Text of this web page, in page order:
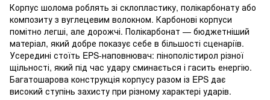
Корпус шолома роблять зі склопластику, полікарбонату або
композиту з вуглецевим волокном. Карбонові корпуси
помітно легші, але дорожчі. Полікарбонат — бюджетніший
матеріал, який добре показує себе в більшості сценаріїв.
Усередині стоїть EPS-наповнювач: пінополістирол різної
щільності, який під час удару сминається і гасить енергію.
Багатошарова конструкція корпусу разом із EPS дає
високий ступінь захисту при різному характері ударів.